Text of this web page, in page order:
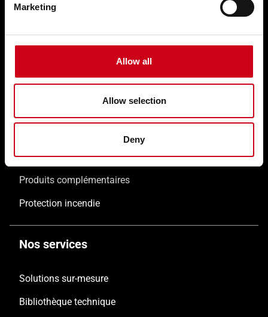
Marketing
Allow all
Allow selection
Deny
Coulissants WICSLIDE
Protection solaire WICSOLAIRE
Portes WICSTYLE
Produits complémentaires
Protection incendie
Nos services
Solutions sur-mesure
Bibliothèque technique